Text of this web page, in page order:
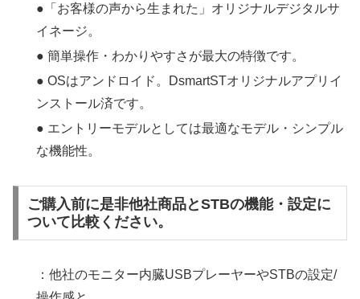
●「お客様の声から生まれた」オリジナルデジタルサ
イネージ。
● 簡単操作・わかりやすさが最大の特徴です。
● OSはアンドロイド。DsmartSTオリジナルアプリイ
ンストール済です。
● エントリーモデルとしては最適なモデル・シンプル
な機能性。
ご購入前に是非他社商品とSTBの機能・設定に
ついて比較ください。
：他社のモニター内臓USBプレーヤーやSTBの設定/